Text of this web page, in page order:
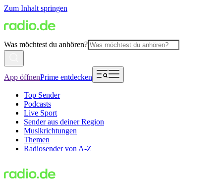
Zum Inhalt springen
Was möchtest du anhören?
App öffnenPrime entdecken
Top Sender
Podcasts
Live Sport
Sender aus deiner Region
Musikrichtungen
Themen
Radiosender von A-Z